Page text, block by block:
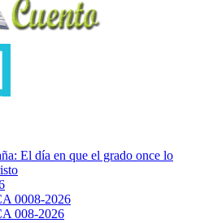
El día en que el grado once lo
0008-2026
008-2026